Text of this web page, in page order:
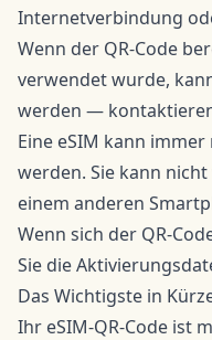
Internetverbindung
Wenn der QR-Code
verwendet wurde,
werden —
Eine eSIM kann
werden. Sie kann
einem anderen
Wenn sich der QR-
Sie die
Das Wichtigste in
Ihr eSIM-QR-Code ist